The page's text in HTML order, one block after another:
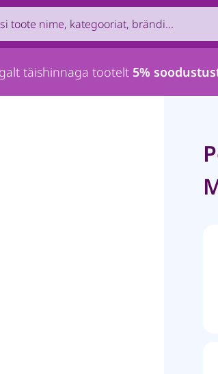
by name, brand, category...
täishinnaga tootelt 5%